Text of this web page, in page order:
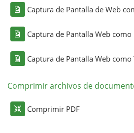
Captura de Pantalla de Web
Captura de Pantalla Web como
Captura de Pantalla Web como
Comprimir archivos de
Comprimir PDF